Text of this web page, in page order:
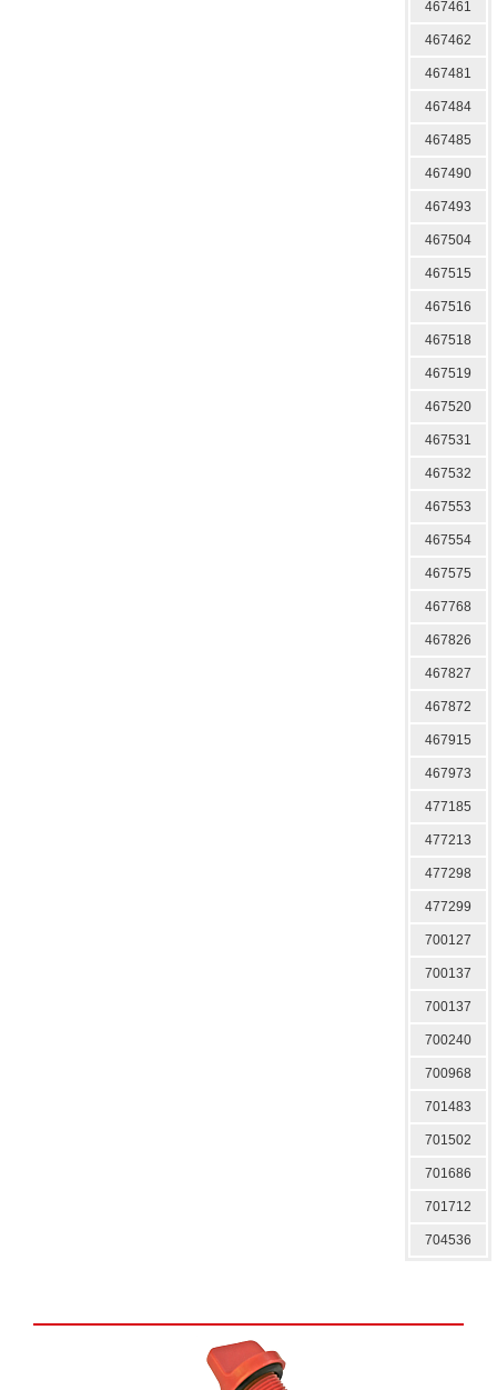
467461
467462
467481
467484
467485
467490
467493
467504
467515
467516
467518
467519
467520
467531
467532
467553
467554
467575
467768
467826
467827
467872
467915
467973
477185
477213
477298
477299
700127
700137
700137
700240
700968
701483
701502
701686
701712
704536